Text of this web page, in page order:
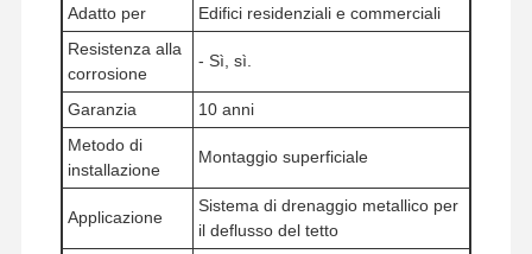
Canale di strumento solido
Fascia di canalizzazione angolare
supporto sismico dei condotti
supporto sismico del vassoio dei cavi
4 Sistemi di frenatura sismica
Adatto per
Edifici residenziali e commerciali
Resistenza alla
corrosione
- Sì, sì.
Garanzia
10 anni
Metodo di
installazione
Montaggio superficiale
Applicazione
Sistema di drenaggio metallico per
il deflusso del tetto